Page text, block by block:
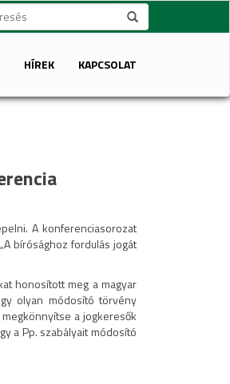
HÍREK KAPCSOLAT
A konferenciasorozat
bírósághoz fordulás jogát
honosított meg a magyar
olyan módosító törvény
a jogkeresők
a Pp. szabályait módosító